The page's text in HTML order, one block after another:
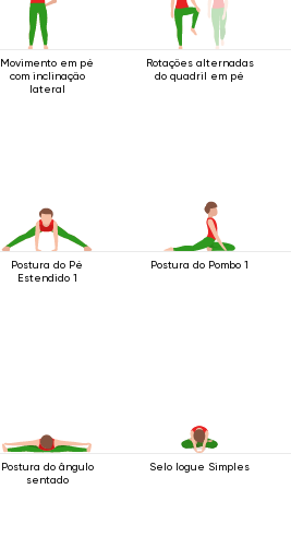
Movimento em pé
com inclinação
lateral
Rotações alternadas
do quadril em pé
Postura do Pé
Estendido 1
Postura do Pombo 1
Postura do ângulo
sentado
Selo Iogue Simples